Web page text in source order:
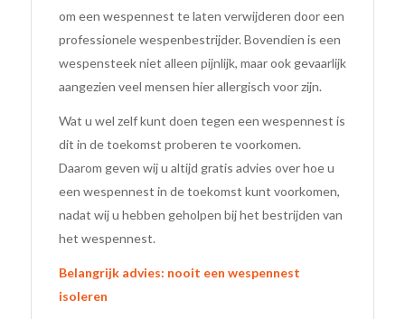
om een wespennest te laten verwijderen door een
professionele wespenbestrijder. Bovendien is een
wespensteek niet alleen pijnlijk, maar ook gevaarlijk
aangezien veel mensen hier allergisch voor zijn.
Wat u wel zelf kunt doen tegen een wespennest is
dit in de toekomst proberen te voorkomen.
Daarom geven wij u altijd gratis advies over hoe u
een wespennest in de toekomst kunt voorkomen,
nadat wij u hebben geholpen bij het bestrijden van
het wespennest.
Belangrijk advies: nooit een wespennest
isoleren